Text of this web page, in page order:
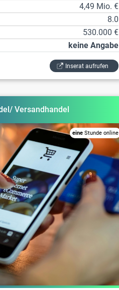
4,49 Mio. €
8.0
530.000 €
keine Angabe
Inserat aufrufen
Versandhandel
eine Stunde online